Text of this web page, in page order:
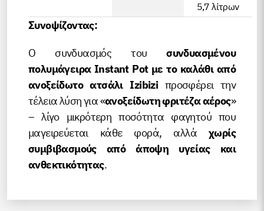
5,7 λίτρων
Συνοψίζοντας:
Ο συνδυασμός τουσυνδυασμένου
πολυμάγειρα Instant Pot με το καλάθι από
ανοξείδωτο ατσάλι Izibiziπροσφέρει την
τέλεια λύση για «ανοξείδωτη φριτέζα αέρος»
– λίγο μικρότερη ποσότητα φαγητού που
μαγειρεύεται κάθε φορά, αλλά χωρίς
συμβιβασμούς από άποψη υγείας και
ανθεκτικότητας.